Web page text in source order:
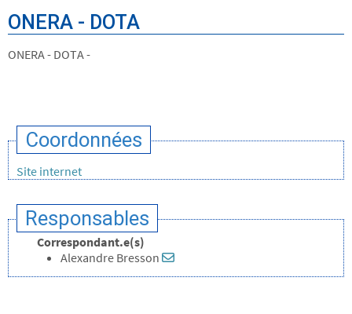
ONERA - DOTA
ONERA - DOTA -
Coordonnées
Site internet
Responsables
Correspondant.e(s)
Alexandre Bresson